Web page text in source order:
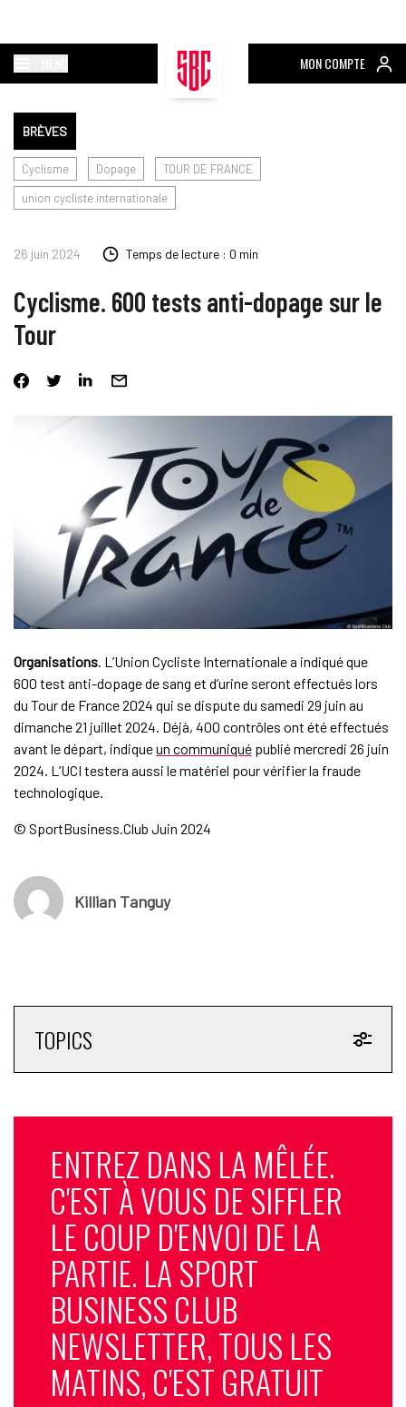
MON COMPTE
BRÈVES
Cyclisme Dopage
TOUR DE FRANCE
union cycliste internationale
26 juin 2024 Temps de lecture : 0 min
Cyclisme. 600 tests anti-dopage sur le
Tour
Organisations. L’Union Cycliste Internationale a indiqué que
600 test anti-dopage de sang et d’urine seront effectués lors
du Tour de France 2024 qui se dispute du samedi 29 juin au
dimanche 21 juillet 2024. Déjà, 400 contrôles ont été effectués
avant le départ, indiqueun communiquépublié mercredi 26 juin
2024. L’UCI testera aussi le matériel pour vérifier la fraude
technologique.
© SportBusiness.Club Juin 2024
Killian Tanguy
TOPICS
ENTREZ DANS LA MÊLÉE.
C'EST À VOUS DE SIFFLER
LE COUP D'ENVOI DE LA
PARTIE. LA SPORT
BUSINESS CLUB
NEWSLETTER, TOUS LES
MATINS, C'EST GRATUIT